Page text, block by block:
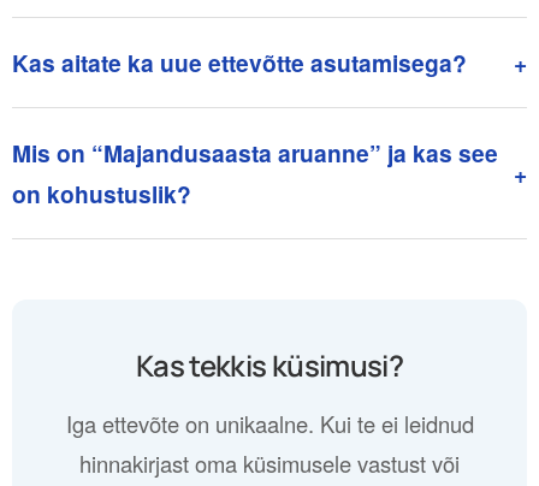
Kas aitate ka uue ettevõtte asutamisega? +
Mis on “Majandusaasta aruanne” ja kas see
on kohustuslik?
+
Kas tekkis küsimusi?
Iga ettevõte on unikaalne. Kui te ei leidnud
hinnakirjast oma küsimusele vastust või